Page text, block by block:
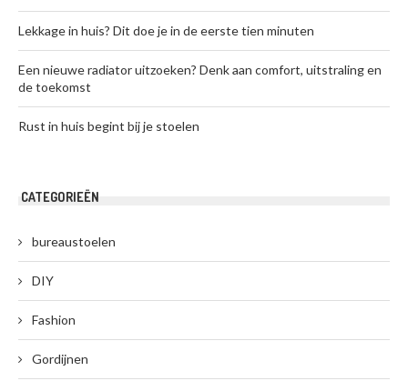
Lekkage in huis? Dit doe je in de eerste tien minuten
Een nieuwe radiator uitzoeken? Denk aan comfort, uitstraling en
de toekomst
Rust in huis begint bij je stoelen
CATEGORIEËN
bureaustoelen
DIY
Fashion
Gordijnen